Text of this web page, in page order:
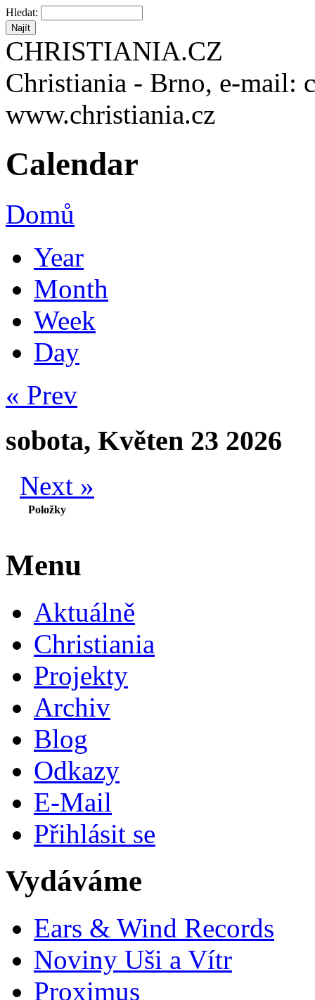
Hledat:
CHRISTIANIA.CZ
Christiania - Brno, e-mail:
www.christiania.cz
Calendar
Domů
Year
Month
Week
Day
« Prev
sobota, Květen 23 2026
Next »
Položky
Menu
Aktuálně
Christiania
Projekty
Archiv
Blog
Odkazy
E-Mail
Přihlásit se
Vydáváme
Ears & Wind Records
Noviny Uši a Vítr
Proximus